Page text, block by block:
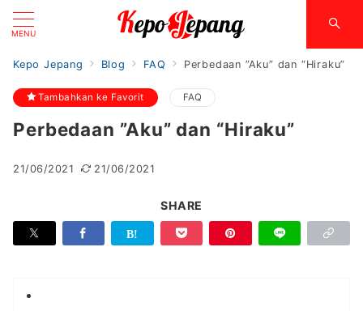
MENU
Kepo Jepang Blog FAQ Perbedaan ”Aku” dan “Hiraku”
Tambahkan ke Favorit FAQ
Perbedaan ”Aku” dan “Hiraku”
21/06/2021 21/06/2021
SHARE